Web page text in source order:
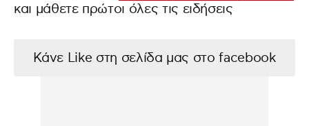
και μάθετε πρώτοι όλες τις ειδήσεις
Κάνε Like στη σελίδα μας στο facebook